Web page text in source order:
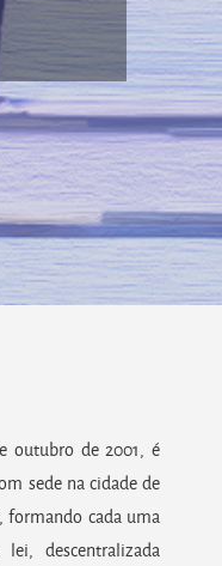
outubro de 2001, é
sede na cidade de
formando cada uma
descentralizada